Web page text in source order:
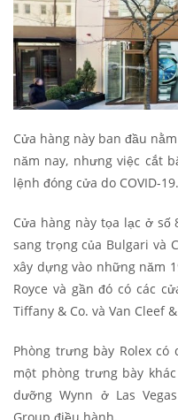
Cửa hàng này ban đầu
năm nay, nhưng việc cắt
lệnh đóng cửa do COVID-19.
Cửa hàng này tọa lạc ở số
sang trọng của Bulgari và
xây dựng vào những năm
Royce và gần đó có các
Tiffany & Co. và Van Cleef
Phòng trưng bày Rolex
một phòng trưng bày
dưỡng Wynn ở Las